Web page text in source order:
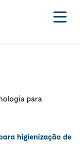
para
higienização de